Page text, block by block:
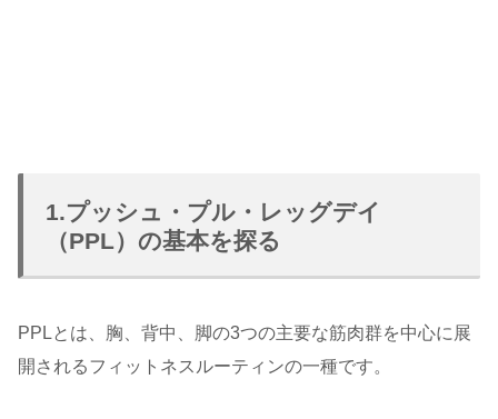
1.プッシュ・プル・レッグデイ
（PPL）の基本を探る
PPLとは、胸、背中、脚の3つの主要な筋肉群を中心に展
開されるフィットネスルーティンの一種です。